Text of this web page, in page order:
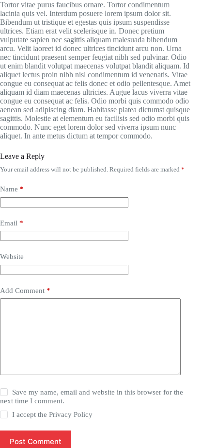
Tortor vitae purus faucibus ornare. Tortor condimentum
lacinia quis vel. Interdum posuere lorem ipsum dolor sit.
Bibendum ut tristique et egestas quis ipsum suspendisse
ultrices. Etiam erat velit scelerisque in. Donec pretium
vulputate sapien nec sagittis aliquam malesuada bibendum
arcu. Velit laoreet id donec ultrices tincidunt arcu non. Urna
nec tincidunt praesent semper feugiat nibh sed pulvinar. Odio
ut enim blandit volutpat maecenas volutpat blandit aliquam. Id
aliquet lectus proin nibh nisl condimentum id venenatis. Vitae
congue eu consequat ac felis donec et odio pellentesque. Amet
aliquam id diam maecenas ultricies. Augue lacus viverra vitae
congue eu consequat ac felis. Odio morbi quis commodo odio
aenean sed adipiscing diam. Habitasse platea dictumst quisque
sagittis. Molestie at elementum eu facilisis sed odio morbi quis
commodo. Nunc eget lorem dolor sed viverra ipsum nunc
aliquet. In ante metus dictum at tempor commodo.
Leave a Reply
Your email address will not be published. Required fields are marked *
Name *
Email *
Website
Add Comment *
Save my name, email and website in this browser for the
next time I comment.
I accept thePrivacy Policy
Post Comment